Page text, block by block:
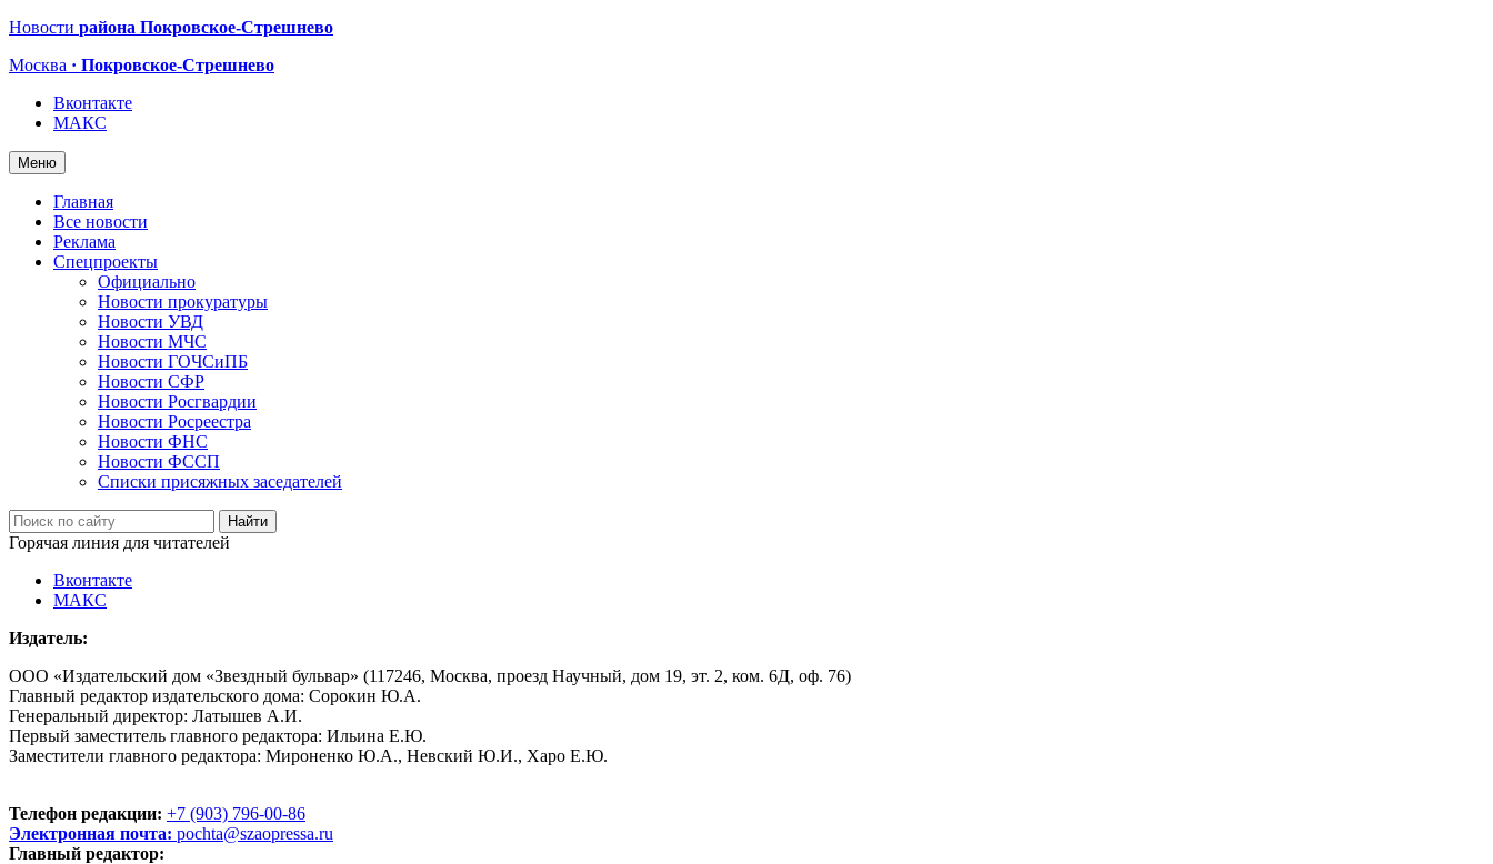
Новости района Покровское-Стрешнево
Москва · Покровское-Стрешнево
Вконтакте
МАКС
Меню
Главная
Все новости
Реклама
Спецпроекты
Официально
Новости прокуратуры
Новости УВД
Новости МЧС
Новости ГОЧСиПБ
Новости СФР
Новости Росгвардии
Новости Росреестра
Новости ФНС
Новости ФССП
Списки присяжных заседателей
Горячая линия для читателей
Вконтакте
МАКС
Издатель:
ООО «Издательский дом «Звездный бульвар» (117246, Москва, проезд Научный, дом 19, эт. 2, ком. 6Д, оф. 76)
Главный редактор издательского дома: Сорокин Ю.А.
Генеральный директор: Латышев А.И.
Первый заместитель главного редактора: Ильина Е.Ю.
Заместители главного редактора: Мироненко Ю.А., Невский Ю.И., Харо Е.Ю.
Телефон редакции: +7 (903) 796-00-86
Электронная почта: pochta@szaopressa.ru
Главный редактор: